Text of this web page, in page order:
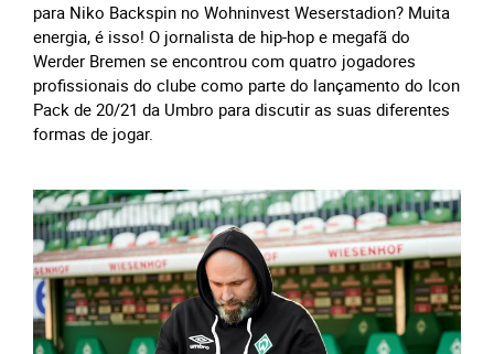
para Niko Backspin no Wohninvest Weserstadion? Muita
energia, é isso! O jornalista de hip-hop e megafã do
Werder Bremen se encontrou com quatro jogadores
profissionais do clube como parte do lançamento do Icon
Pack de 20/21 da Umbro para discutir as suas diferentes
formas de jogar.